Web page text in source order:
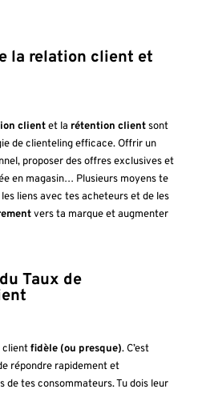
la relation client et
clientet la rétention clientsont
de clienteling efficace. Offrir un
proposer des offres exclusives et
en magasin… Plusieurs moyens te
liens avec tes acheteurs et de les
vers ta marque et augmenter
Taux de
clientfidèle (ou presque). C’est
répondre rapidement et
de tes consommateurs. Tu dois leur